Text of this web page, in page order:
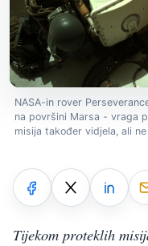
NASA-in rover
na površini Marsa - vraga
misija također vidjela, ali
Tijekom proteklih